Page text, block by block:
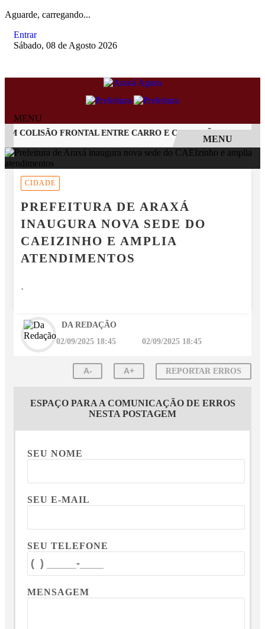
Aguarde, carregando...
Entrar
Sábado, 08 de Agosto 2026
MENU
COLISÃO FRONTAL ENTRE CARRO E CAMINHÃO NA BR-262
EM ALTA
MENU
CIDADE
PREFEITURA DE ARAXÁ
INAUGURA NOVA SEDE DO
CAEIZINHO E AMPLIA
ATENDIMENTOS
.
DA REDAÇÃO
02/09/2025 18:45 02/09/2025 18:45
A- A+ REPORTAR ERROS
ESPAÇO PARA A COMUNICAÇÃO DE ERROS
NESTA POSTAGEM
SEU NOME
SEU E-MAIL
SEU TELEFONE
MENSAGEM